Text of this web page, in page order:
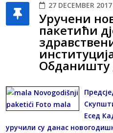
27 DECEMBER 2017
Уручени
пакетићи
Обданишту
Есед
уручили су данас